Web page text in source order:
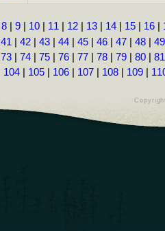
8 9 10 11 12 13 14 15 16
41 42 43 44 45 46 47 48
49
73 74 75 76 77 78 79 80
81
104 105 106 107 108 109